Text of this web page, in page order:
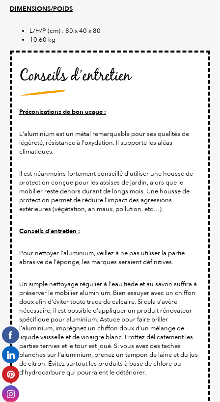
DIMENSIONS/POIDS
L/H/P (cm) : 80 x 40 x 80
10.60 kg
Conseils d’entretien
Préconisations de bon usage :
L'aluminium est un métal remarquable pour ses qualités de
légèreté, résistance à l'oxydation. Il supporte les aléas
climatiques.
Il est néanmoins fortement conseillé d'utiliser une housse de
protection conçue pour les assises de jardin, alors que le
mobilier reste dehors durant de longs mois. Une housse de
protection permet de réduire l'impact des agressions
extérieures (végétation, animaux, pollution, etc…).
Conseils d’entretien :
Pour nettoyer l’aluminium, veillez à ne pas utiliser la partie
abrasive de l’éponge, les marques seraient définitives.
Un simple nettoyage régulier à l’eau tiède et au savon suffira à
préserver le mobilier aluminium. Bien essuyer avec un chiffon
doux afin d’éviter toute trace de calcaire. Si cela s’avère
nécessaire, il est possible d’appliquer un produit rénovateur
spécifique pour aluminium. Astuce pour faire briller
l’aluminium, imprégnez un chiffon doux d’un mélange de
liquide vaisselle et de vinaigre blanc. Frottez délicatement les
parties ternies et le tour est joué. Si vous avez des taches
blanches sur l’aluminium, prenez un tampon de laine et du jus
de citron. Évitez surtout les produits à base de chlore ou
d’hydrocarbure qui pourraient le détériorer.